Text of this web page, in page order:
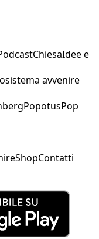
ChiesaIdee e
avvenire
PopotusPop
ShopContatti